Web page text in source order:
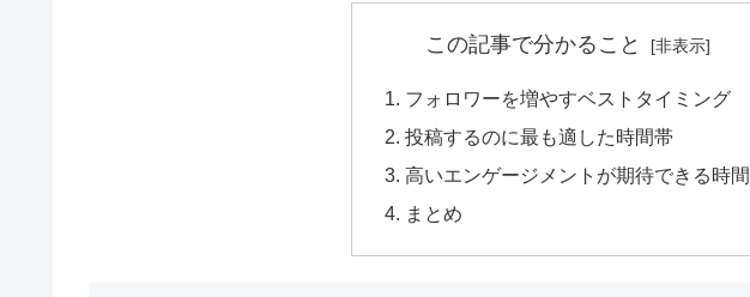
この記事で分かること
フォロワーを増やすベストタイミング
投稿するのに最も適した時間帯
高いエンゲージメントが期待できる時間
まとめ